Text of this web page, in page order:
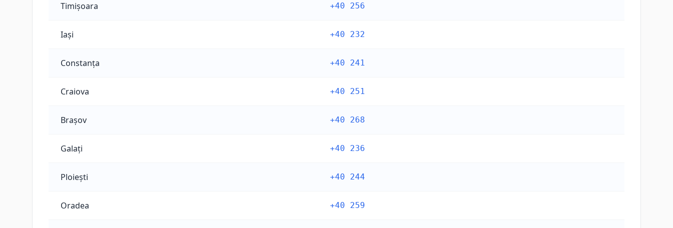
Timișoara +40 256
Iași +40 232
Constanța +40 241
Craiova +40 251
Brașov +40 268
Galați +40 236
Ploiești +40 244
Oradea +40 259